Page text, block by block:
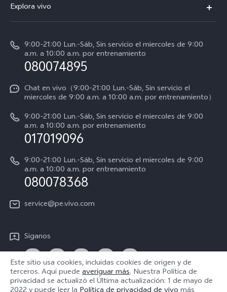
Y39 5G
Centro de servicio
Autenticación de IMEI
Consulta el Precio de los Repuestos
Manual del usuario
Progreso de la reparación
Instrucciones de la garantía de vivo
Declaración de privacidad de vivo
Explora vivo
La vida en vivo
Avisos legales
Acerca de nosotros
Sostenibilidad
Centro de privacidad de vivo
9:00-21:00 Lun.-Sáb, Sin servicio el miercoles de 9:00
a.m. a 10:00 a.m. por entrenamiento
080074895
Chat en vivo（9:00-21:00 Lun.-Sáb, Sin servicio el
miercoles de 9:00 a.m. a 10:00 a.m. por entrenamiento）
9:00-21:00 Lun.-Sáb, Sin servicio el miercoles de 9:00
a.m. a 10:00 a.m. por entrenamiento
017019096
9:00-21:00 Lun.-Sáb, Sin servicio el miercoles de 9:00
a.m. a 10:00 a.m. por entrenamiento
080078368
service@pe.vivo.com
Síganos
Este sitio usa cookies, incluidas cookies de origen y de
terceros. Aquí puede averiguar más. Nuestra Política de
privacidad se actualizó el Última actualización: 1 de mayo de